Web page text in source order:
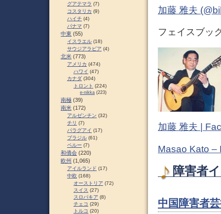
加藤 雅夫
フェイスブッ
加藤 雅夫 |
Masao Kato –
障害者
中国障害者
グアテマラ (7)
コスタリカ (9)
ハイチ (4)
パナマ (7)
中東 (55)
イスラエル (18)
サウジアラビア (4)
北米 (773)
アメリカ (474)
ハワイ (47)
カナダ (304)
トロント (224)
e-nikka (223)
南極 (39)
南米 (172)
アルゼンチン (32)
チリ (7)
パラグアイ (17)
ブラジル (61)
ペルー (7)
和僑会 (220)
欧州 (1,065)
アイルランド (17)
中欧 (168)
オーストリア (72)
スイス (27)
スロパキア (8)
チェコ (29)
トルコ (20)